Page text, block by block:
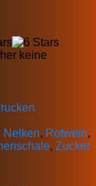
keine
Nelken, Rotwein,
, Zucker